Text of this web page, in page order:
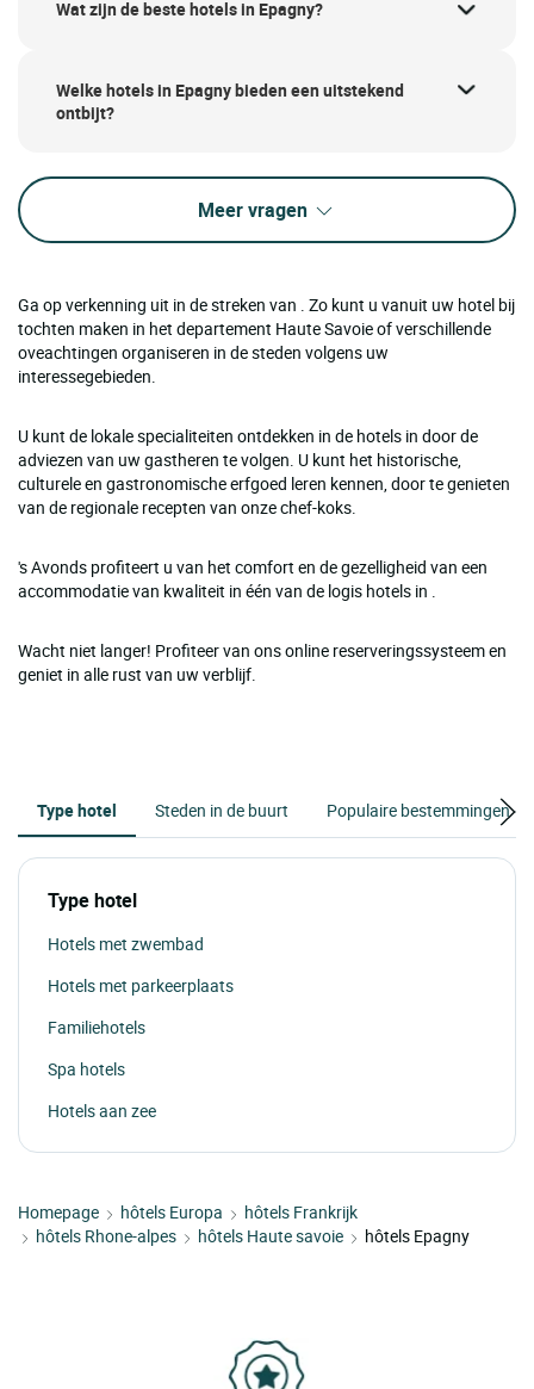
Wat zijn de beste hotels in Epagny?
Welke hotels in Epagny bieden een uitstekend
ontbijt?
Meer vragen
Ga op verkenning uit in de streken van . Zo kunt u vanuit uw hotel bij
tochten maken in het departement Haute Savoie of verschillende
oveachtingen organiseren in de steden volgens uw
interessegebieden.
U kunt de lokale specialiteiten ontdekken in de hotels in door de
adviezen van uw gastheren te volgen. U kunt het historische,
culturele en gastronomische erfgoed leren kennen, door te genieten
van de regionale recepten van onze chef-koks.
's Avonds profiteert u van het comfort en de gezelligheid van een
accommodatie van kwaliteit in één van de logis hotels in .
Wacht niet langer! Profiteer van ons online reserveringssysteem en
geniet in alle rust van uw verblijf.
Type hotel Steden in de buurt Populaire bestemmingen
Type hotel
Hotels met zwembad
Hotels met parkeerplaats
Familiehotels
Spa hotels
Hotels aan zee
Homepage hôtels Europa
hôtels Frankrijk
hôtels Rhone-alpes
hôtels Haute savoie hôtels Epagny